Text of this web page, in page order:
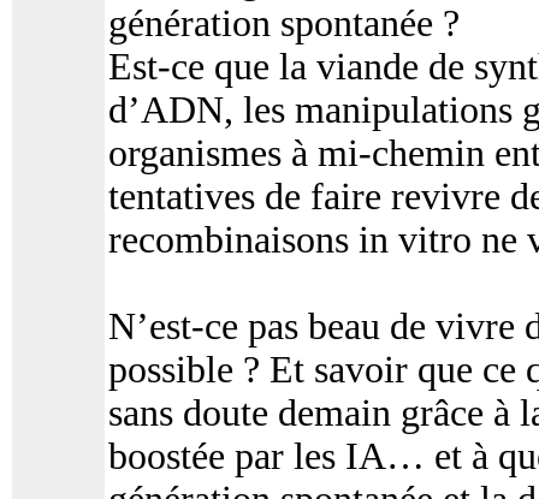
génération spontanée ?
Est-ce que la viande de
d’ADN, les manipulations
organismes à mi-chemin
tentatives de faire revivre
recombinaisons in vitro ne
N’est-ce pas beau de vivre
possible ? Et savoir que ce
sans doute demain grâce à
boostée par les IA… et à